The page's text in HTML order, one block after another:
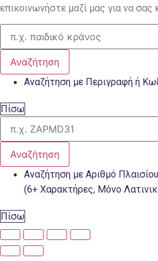
επικοινωνήστε μαζί μας για να σας
Αναζήτηση
Αναζήτηση με Περιγραφή ή
Πίσω
Αναζήτηση
Αναζήτηση με Αριθμό Πλαισίου
(6+ Χαρακτήρες, Μόνο
Πίσω